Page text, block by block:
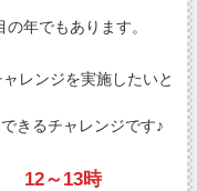
年でもあります。
レンジを実施したいと
きるチャレンジです♪
12～13時